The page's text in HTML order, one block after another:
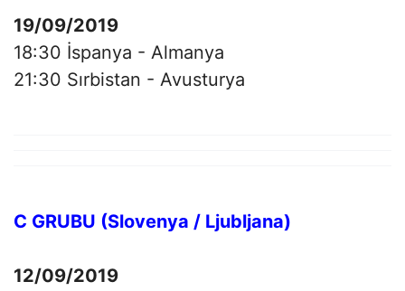
19/09/2019
18:30 İspanya - Almanya
21:30 Sırbistan - Avusturya
C GRUBU (Slovenya / Ljubljana)
12/09/2019